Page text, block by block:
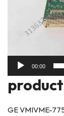
00:00
GE VMIVME-